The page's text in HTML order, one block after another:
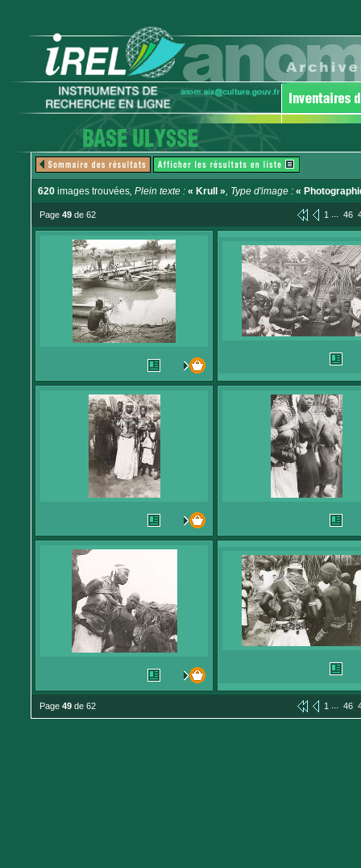
620 images trouvées, Plein texte : « Krull », Type d'image : «
Page 49 de 62 1 ... 46
Page 49 de 62 1 ... 46